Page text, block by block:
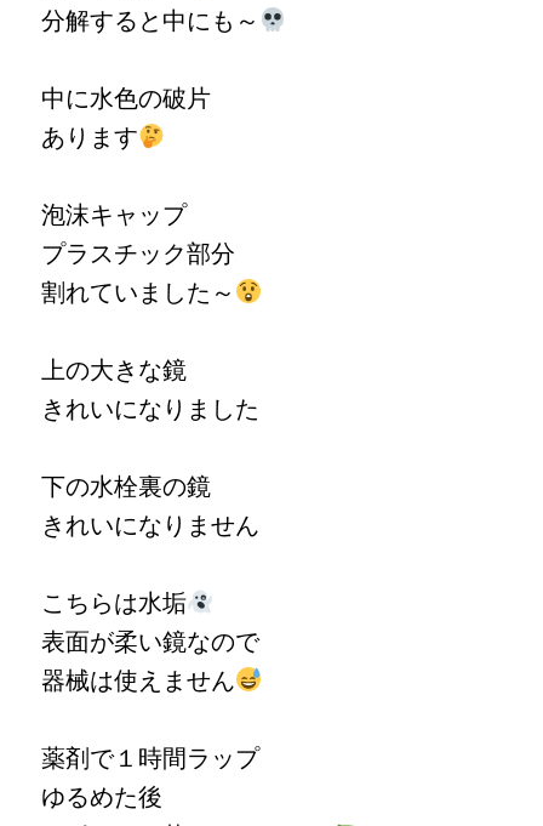
分解すると中にも～
中に水色の破片
あります
泡沫キャップ
プラスチック部分
割れていました～
上の大きな鏡
きれいになりました
下の水栓裏の鏡
きれいになりません
こちらは水垢
表面が柔い鏡なので
器械は使えません
薬剤で１時間ラップ
ゆるめた後